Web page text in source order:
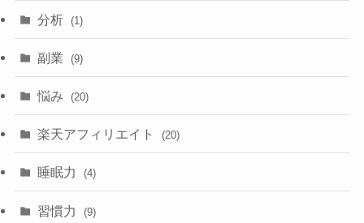
分析 (1)
副業 (9)
悩み (20)
楽天アフィリエイト (20)
睡眠力 (4)
習慣力 (9)